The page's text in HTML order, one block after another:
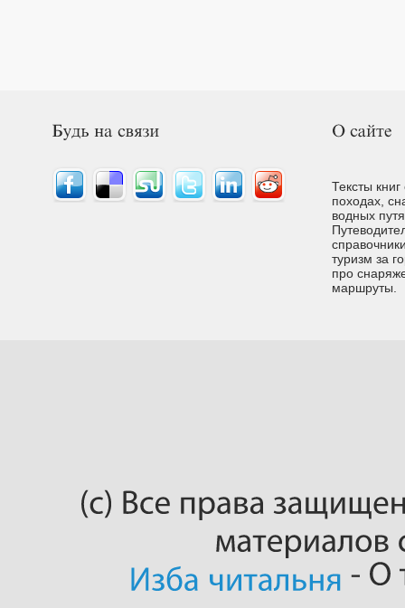
Тексты
походах,
водных
туризм за
про
маршруты.